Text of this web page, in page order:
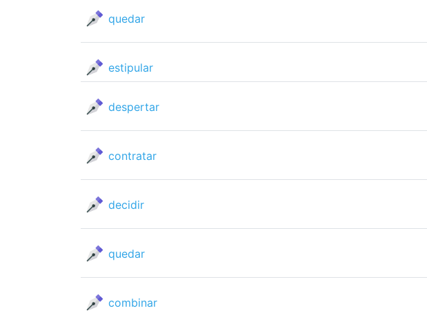
quedar
estipular
despertar
contratar
decidir
quedar
combinar